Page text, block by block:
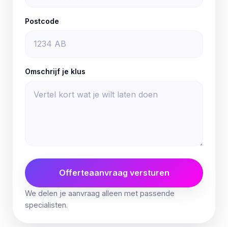
Postcode
Omschrijf je klus
Offerteaanvraag versturen
We delen je aanvraag alleen met passende
specialisten.